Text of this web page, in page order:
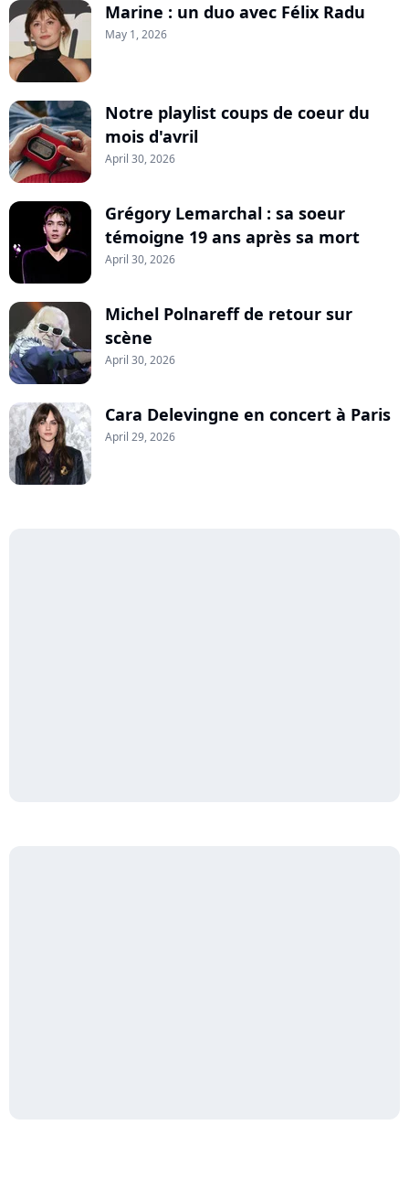
Marine : un duo avec Félix Radu
May 1, 2026
Notre playlist coups de coeur du
mois d'avril
April 30, 2026
Grégory Lemarchal : sa soeur
témoigne 19 ans après sa mort
April 30, 2026
Michel Polnareff de retour sur
scène
April 30, 2026
Cara Delevingne en concert à Paris
April 29, 2026